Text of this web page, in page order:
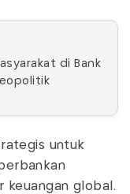
di Bank
untuk
keuangan global.